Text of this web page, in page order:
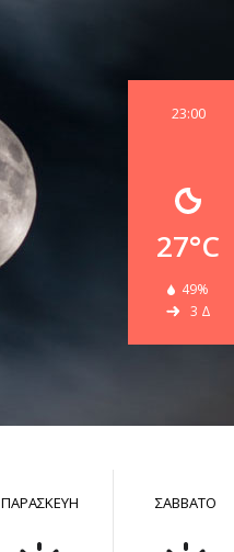
23:00
27°C
49%
3 Δ
ΠΑΡΑΣΚΕΥΗ ΣΑΒΒΑΤΟ